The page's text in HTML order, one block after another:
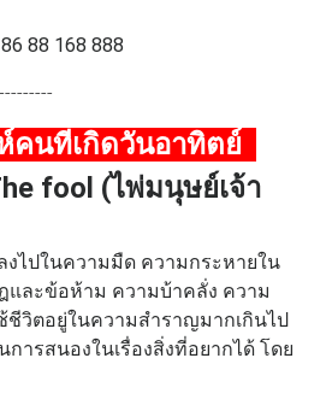
88 168 888
คนที่เกิดวันอาทิตย์
fool (ไพ่มนุษย์เจ้า
งไปในความมืด ความกระหายใน
และข้อห้าม ความบ้าคลั่ง ความ
ชีวิตอยู่ในความสำราญมากเกินไป
การสนองในเรื่องสิ่งที่อยากได้ โดย